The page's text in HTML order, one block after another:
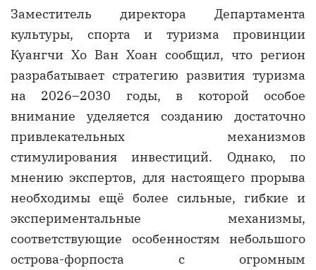
Заместитель директора Департамента
культуры, спорта и туризма провинции
Куангчи Хо Ван Хоан сообщил, что регион
разрабатывает стратегию развития туризма
на 2026–2030 годы, в которой особое
внимание уделяется созданию достаточно
привлекательных механизмов
стимулирования инвестиций. Однако, по
мнению экспертов, для настоящего прорыва
необходимы ещё более сильные, гибкие и
экспериментальные механизмы,
соответствующие особенностям небольшого
острова-форпоста с огромным